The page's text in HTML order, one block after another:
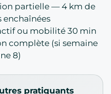
partielle — 4 km de
enchaînées
ou mobilité 30 min
complète (si semaine
8)
pratiquants